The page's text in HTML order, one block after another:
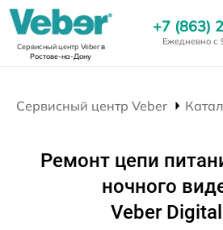
Сервисный центр Veberв
Ростове-на-Дону
+7 (863)
Ежедневно с
Сервисный центр Veber
Ремонт цепи
ночного
Veber